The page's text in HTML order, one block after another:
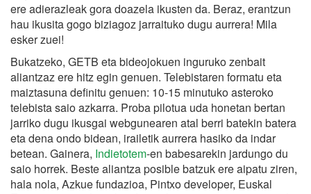
ere adierazleak gora doazela ikusten da. Beraz, erantzun
hau ikusita gogo biziagoz jarraituko dugu aurrera! Mila
esker zuei!
Bukatzeko, GETB eta bideojokuen inguruko zenbait
aliantzaz ere hitz egin genuen. Telebistaren formatu eta
maiztasuna definitu genuen: 10-15 minutuko asteroko
telebista saio azkarra. Proba pilotua uda honetan bertan
jarriko dugu ikusgai webgunearen atal berri batekin batera
eta dena ondo bidean, irailetik aurrera hasiko da indar
betean. Gainera, Indietotem-en babesarekin jardungo du
saio horrek. Beste aliantza posible batzuk ere aipatu ziren,
hala nola, Azkue fundazioa, Pintxo developer, Euskal